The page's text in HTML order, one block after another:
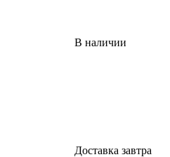
В наличии
Доставка завтра